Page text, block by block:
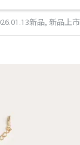
新品, 新品上